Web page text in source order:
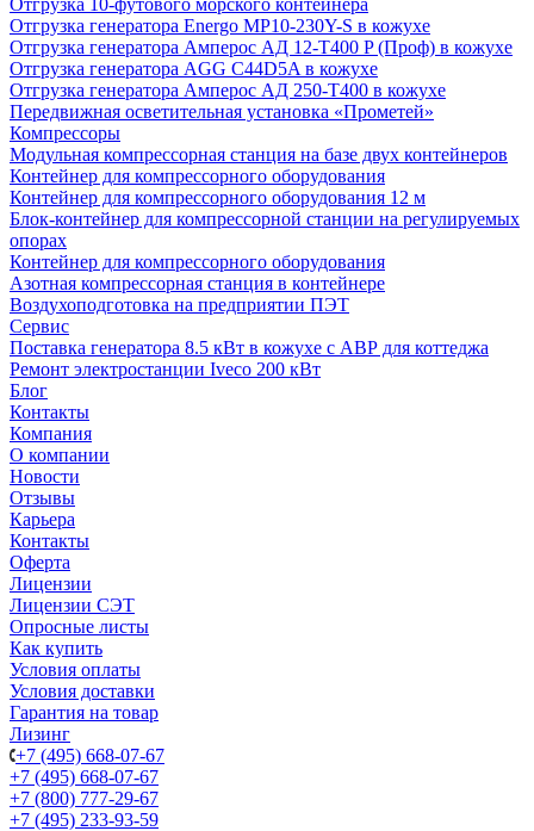
Отгрузка 10-футового морского контейнера
Отгрузка генератора Energo MP10-230Y-S в кожухе
Отгрузка генератора Амперос АД 12-Т400 P (Проф) в кожухе
Отгрузка генератора AGG C44D5A в кожухе
Отгрузка генератора Амперос АД 250-Т400 в кожухе
Передвижная осветительная установка «Прометей»
Компрессоры
Модульная компрессорная станция на базе двух контейнеров
Контейнер для компрессорного оборудования
Контейнер для компрессорного оборудования 12 м
Блок-контейнер для компрессорной станции на регулируемых
опорах
Контейнер для компрессорного оборудования
Азотная компрессорная станция в контейнере
Воздухоподготовка на предприятии ПЭТ
Сервис
Поставка генератора 8.5 кВт в кожухе с АВР для коттеджа
Ремонт электростанции Iveco 200 кВт
Блог
Контакты
Компания
О компании
Новости
Отзывы
Карьера
Контакты
Оферта
Лицензии
Лицензии СЭТ
Опросные листы
Как купить
Условия оплаты
Условия доставки
Гарантия на товар
Лизинг
+7 (495) 668-07-67
+7 (495) 668-07-67
+7 (800) 777-29-67
+7 (495) 233-93-59